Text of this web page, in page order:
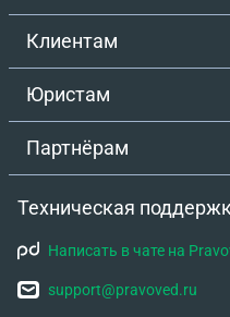
Клиентам
Юристам
Партнёрам
Техническая
Написать в чате на
support@pravoved.ru